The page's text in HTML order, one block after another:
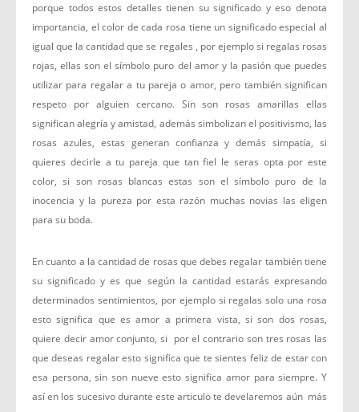
porque todos estos detalles tienen su significado y eso denota
importancia, el color de cada rosa tiene un significado especial al
igual que la cantidad que se regales , por ejemplo si regalas rosas
rojas, ellas son el símbolo puro del amor y la pasión que puedes
utilizar para regalar a tu pareja o amor, pero también significan
respeto por alguien cercano. Sin son rosas amarillas ellas
significan alegría y amistad, además simbolizan el positivismo, las
rosas azules, estas generan confianza y demás simpatía, si
quieres decirle a tu pareja que tan fiel le seras opta por este
color, si son rosas blancas estas son el símbolo puro de la
inocencia y la pureza por esta razón muchas novias las eligen
para su boda.
En cuanto a la cantidad de rosas que debes regalar también tiene
su significado y es que según la cantidad estarás expresando
determinados sentimientos, por ejemplo si regalas solo una rosa
esto significa que es amor a primera vista, si son dos rosas,
quiere decir amor conjunto, si por el contrario son tres rosas las
que deseas regalar esto significa que te sientes feliz de estar con
esa persona, sin son nueve esto significa amor para siempre. Y
así en los sucesivo durante este articulo te develaremos aún más